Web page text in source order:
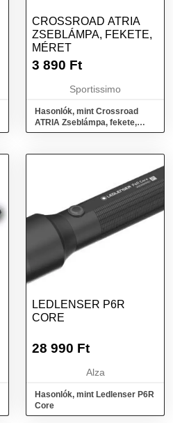
CROSSROAD ATRIA
ZSEBLÁMPA, FEKETE,
MÉRET
3 890 Ft
Sportissimo
Hasonlók, mint Crossroad
ATRIA Zseblámpa, fekete,
méret
LEDLENSER P6R
CORE
28 990 Ft
Alza
Hasonlók, mint Ledlenser P6R
Core